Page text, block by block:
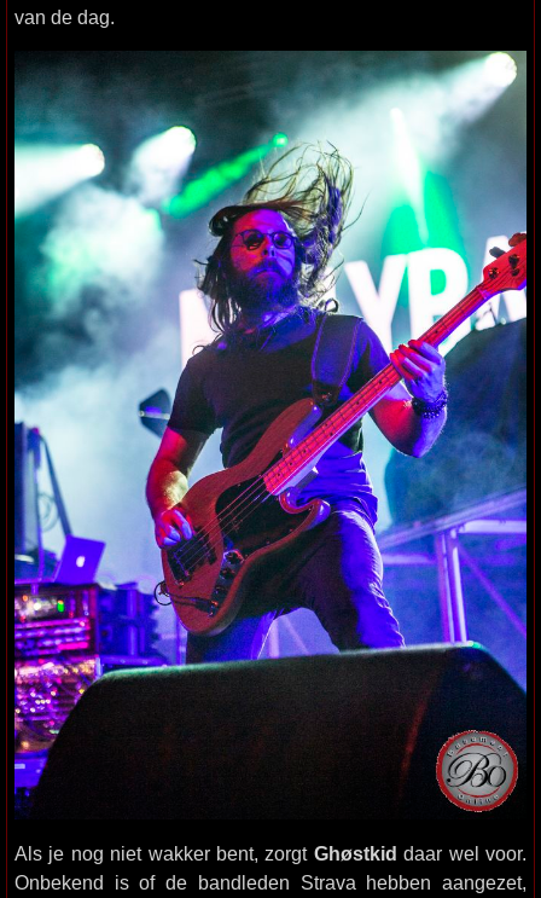
van de dag.
Als je nog niet wakker bent, zorgt Ghøstkid daar wel voor.
Onbekend is of de bandleden Strava hebben aangezet,